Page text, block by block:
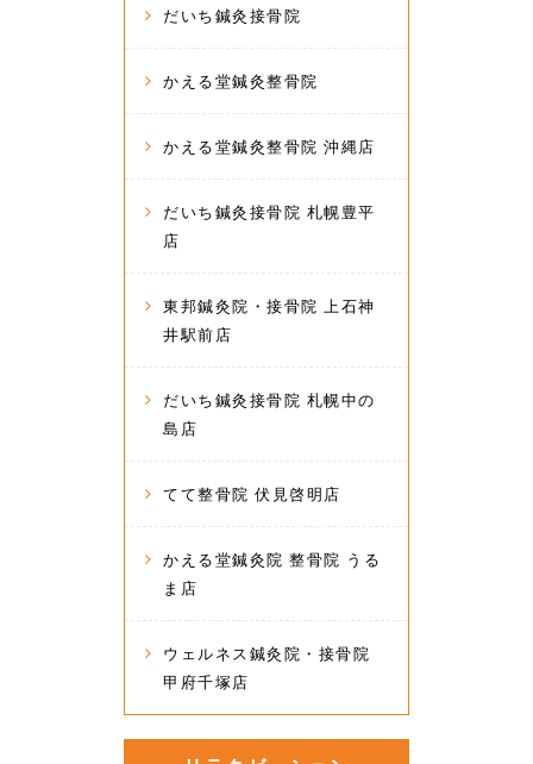
だいち鍼灸接骨院
かえる堂鍼灸整骨院
かえる堂鍼灸整骨院 沖縄店
だいち鍼灸接骨院 札幌豊平
店
東邦鍼灸院・接骨院 上石神
井駅前店
だいち鍼灸接骨院 札幌中の
島店
てて整骨院 伏見啓明店
かえる堂鍼灸院 整骨院 うる
ま店
ウェルネス鍼灸院・接骨院
甲府千塚店